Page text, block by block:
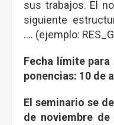
sus trabajos. El
siguiente
…. (ejemplo:
Fecha límite para
ponencias: 10 de
El seminario se
de noviembre